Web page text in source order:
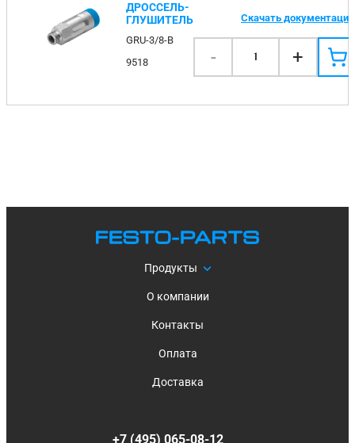
ДРОССЕЛЬ-
ГЛУШИТЕЛЬ
GRU-3/8-B
9518
Скачать
- 1 +
Продукты
О компании
Контакты
Оплата
Доставка
+7 (495) 065-08-12